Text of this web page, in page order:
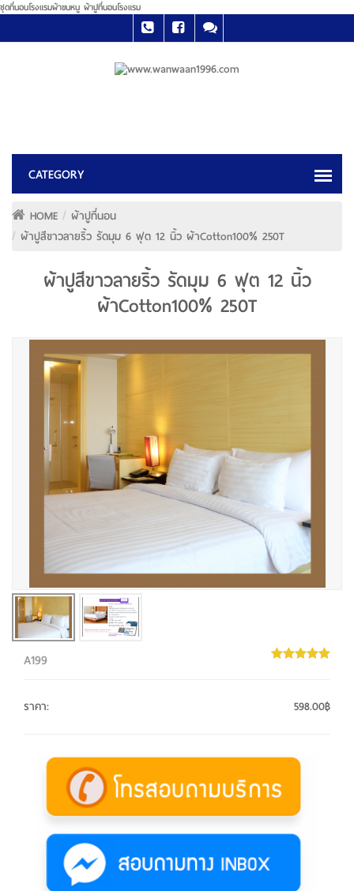
ชุดที่นอนโรงแรมผ้าขนหนู ผ้าปูที่นอนโรงแรม
HOME
ผ้าปูที่นอน
ผ้าปูสีขาวลายริ้ว รัดมุม 6 ฟุต 12 นิ้ว ผ้าCotton100% 250T
ผ้าปูสีขาวลายริ้ว รัดมุม 6 ฟุต 12 นิ้ว
ผ้าCotton100% 250T
A199
ราคา: 598.00฿